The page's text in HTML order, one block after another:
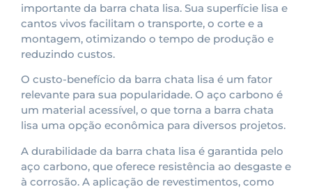
importante da barra chata lisa. Sua superfície lisa e
cantos vivos facilitam o transporte, o corte e a
montagem, otimizando o tempo de produção e
reduzindo custos.
O custo-benefício da barra chata lisa é um fator
relevante para sua popularidade. O aço carbono é
um material acessível, o que torna a barra chata
lisa uma opção econômica para diversos projetos.
A durabilidade da barra chata lisa é garantida pelo
aço carbono, que oferece resistência ao desgaste e
à corrosão. A aplicação de revestimentos, como